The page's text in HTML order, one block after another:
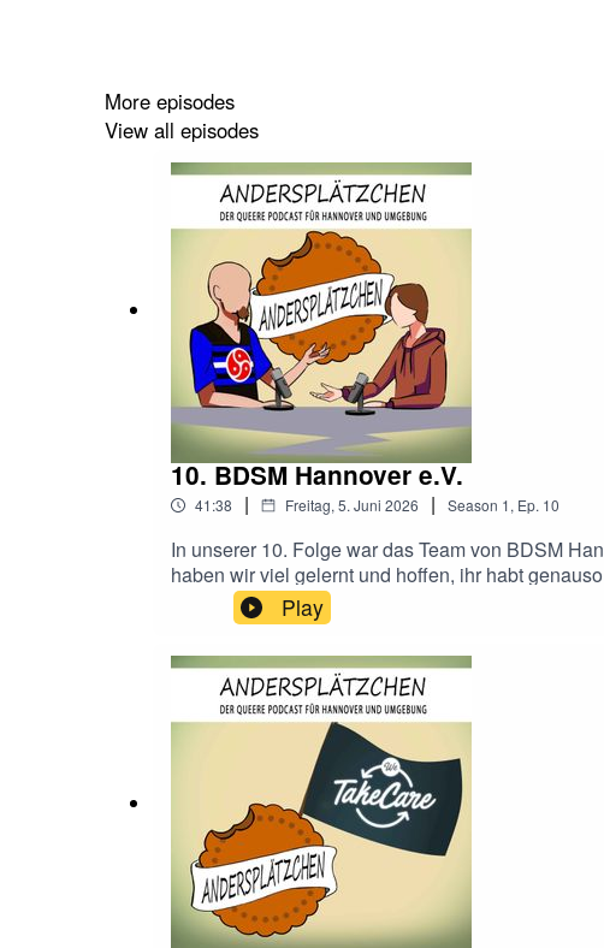
More episodes
View all episodes
10. BDSM Hannover e.V.
41:38 | Freitag, 5. Juni 2026 | Season 1, Ep. 10
In unserer 10. Folge war das Team von BDSM
haben wir viel gelernt und hoffen, ihr habt
ev.de/https://andersraum.de/angebote/gruppen/
des-bdsm-hannover-e-v/
Play